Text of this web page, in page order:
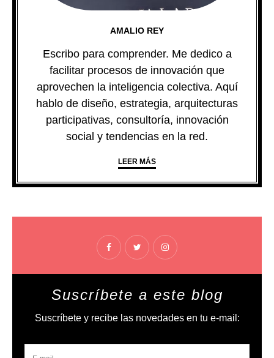
AMALIO REY
Escribo para comprender. Me dedico a
facilitar procesos de innovación que
aprovechen la inteligencia colectiva. Aquí
hablo de diseño, estrategia, arquitecturas
participativas, consultoría, innovación
social y tendencias en la red.
LEER MÁS
Suscríbete a este blog
Suscríbete y recibe las novedades en tu e-mail: